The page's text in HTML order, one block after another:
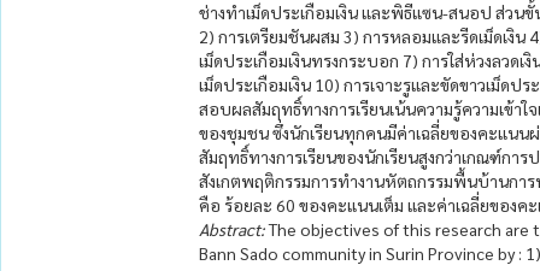
ช่างทำเม็ดประเกือมเงิน และพิธีแซน-สนอป ส่วนขั้
2) การเตรียมชันผสม 3) การหลอมและรีดเม็ดเงิ
เม็ดประเกือมเงินทรงกระบอก 7) การใส่ห่วงลวดเ
เม็ดประเกือมเงิน 10) การเจาะรูและขัดขาวเม็ดป
สอบผลสัมฤทธิ์ทางการเรียนเน้นความรู้ความเข้า
ของชุมชน ซึ่งนักเรียนทุกคนมีค่าเฉลี่ยของคะแน
สัมฤทธิ์ทางการเรียนของนักเรียนสูงกว่าเกณฑ์ก
สังเกตพฤติกรรมการทำงานหัตถกรรมพื้นบ้านกา
คือ ร้อยละ 60 ของคะแนนเต็ม และค่าเฉลี่ยของ
Abstract:The objectives of this research are
Bann Sado community in Surin Province by